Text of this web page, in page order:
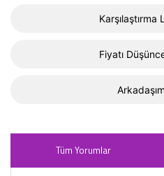
Karşılaştırma
Fiyatı
Tüm Yorumlar